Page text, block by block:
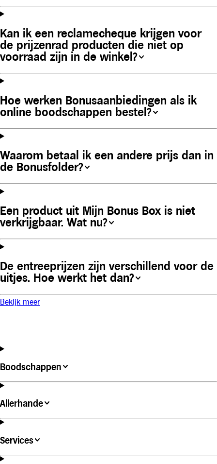
Kan ik een reclamecheque krijgen voor
de prijzenrad producten die niet op
voorraad zijn in de winkel?
Hoe werken Bonusaanbiedingen als ik
online boodschappen bestel?
Waarom betaal ik een andere prijs dan in
de Bonusfolder?
Een product uit Mijn Bonus Box is niet
verkrijgbaar. Wat nu?
De entreeprijzen zijn verschillend voor de
uitjes. Hoe werkt het dan?
Bekijk meer
Boodschappen
Allerhande
Services